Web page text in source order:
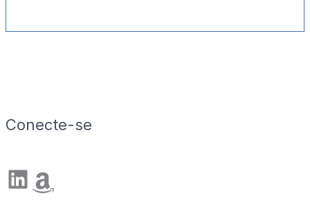
Conecte-se
LinkedIn Amazon